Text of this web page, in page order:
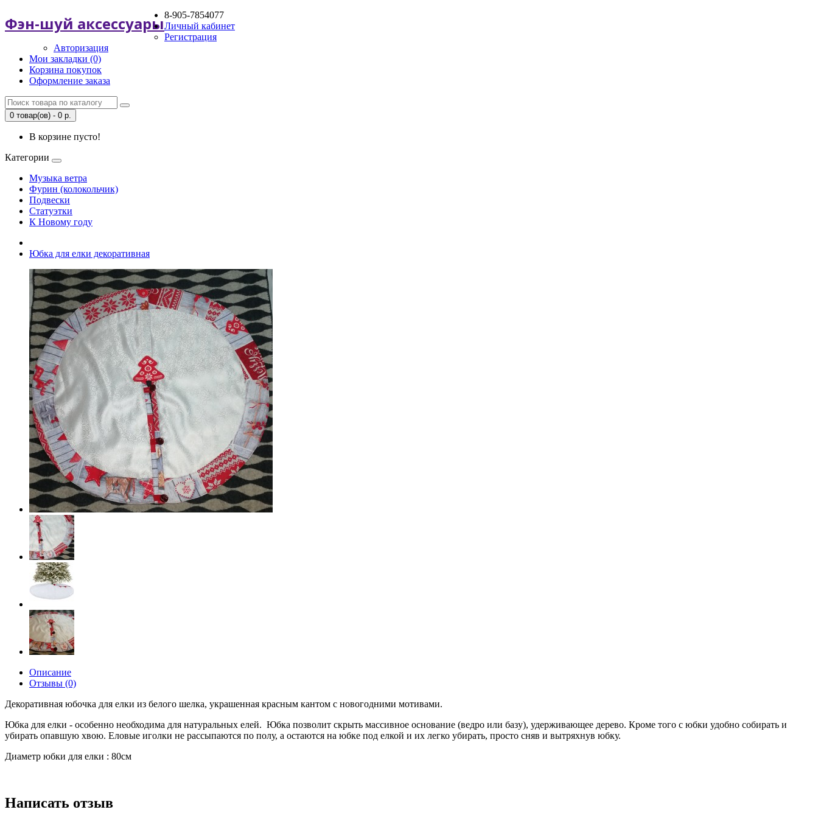
Фэн-шуй аксессуары8-905-7854077
Личный кабинет
Регистрация
Авторизация
Мои закладки (0)
Корзина покупок
Оформление заказа
0 товар(ов) - 0 р.
В корзине пусто!
Категории
Музыка ветра
Фурин (колокольчик)
Подвески
Статуэтки
К Новому году
Юбка для елки декоративная
Описание
Отзывы (0)
Декоративная юбочка для елки из белого шелка, украшенная красным кантом с новогодними мотивами.
Юбка для елки - особенно необходима для натуральных елей. Юбка позволит скрыть массивное основание (ведро или базу), удерживающее дерево. Кроме того с юбки удобно собирать и
убирать опавшую хвою. Еловые иголки не рассыпаются по полу, а остаются на юбке под елкой и их легко убирать, просто сняв и вытряхнув юбку.
Диаметр юбки для елки : 80см
Написать отзыв